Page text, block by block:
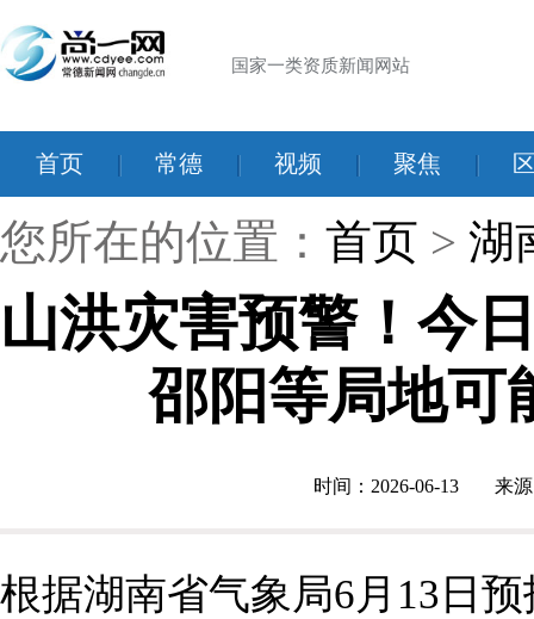
国家一类资质新闻网站
首页 | 常德 | 视频 | 聚焦 |
您所在的位置： 首页 > 湖
山洪灾害预警！今
邵阳等局地可
时间：2026-06-13 来
根据湖南省气象局6月13日